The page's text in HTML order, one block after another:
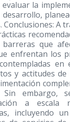
la
desarrollo,
Conclusiones: A
barreras que
enfrentan los
y actitudes
embargo,
a escala
incluyendo
Nigeria